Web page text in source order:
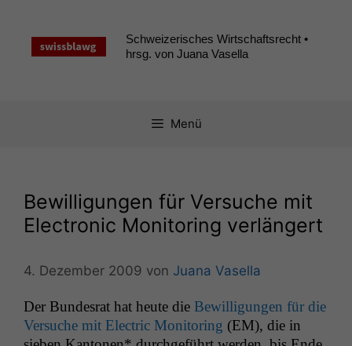
springen
Schweizerisches Wirtschaftsrecht •
hrsg. von Juana Vasella
Menü
Bewilligungen für Versuche mit
Electronic Monitoring verlängert
4. Dezember 2009 von Juana Vasella
Der Bun­desrat hat heute die Bewil­li­gun­gen für die
Ver­suche mit Elec­tric Mon­i­tor­ing (EM), die in